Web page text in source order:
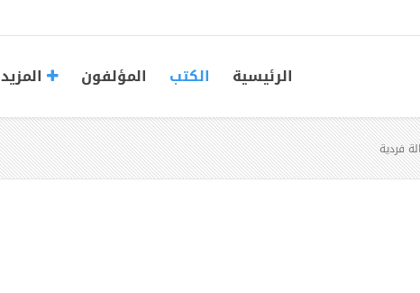
الرئيسية الكتب المؤلفون المزيد
فردية